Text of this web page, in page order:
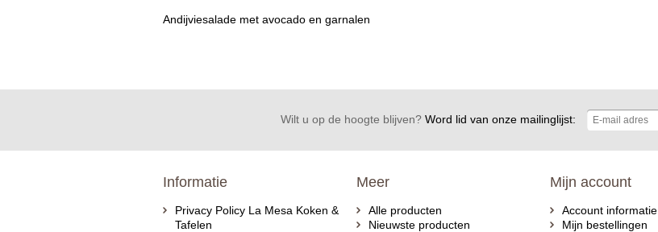
Andijviesalade met avocado en garnalen
Wilt u op de hoogte blijven?Word lid van onze mailinglijst:
Informatie
Privacy Policy La Mesa Koken &
Tafelen
Meer
Alle producten
Nieuwste producten
Mijn account
Account informatie
Mijn bestellingen